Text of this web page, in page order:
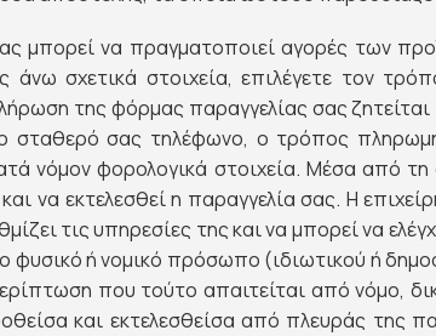
μπορεί να πραγματοποιεί αγορές των
σχετικά στοιχεία, επιλέγετε τον
της φόρμας παραγγελίας σας
σταθερό σας τηλέφωνο, ο τρόπος
νόμον φορολογικά στοιχεία. Μέσα από
να εκτελεσθεί η παραγγελία σας. Η
τις υπηρεσίες της και να μπορεί να
φυσικό ή νομικό πρόσωπο (ιδιωτικού ή
που τούτο απαιτείται από νόμο,
και εκτελεσθείσα από πλευράς της